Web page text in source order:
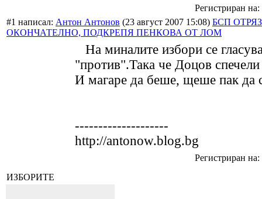
Регистриран
#1 написал: Антон Антонов (23 август 2007 15:08) БСП
ОКОНЧАТЕЛНО, ПОДКРЕПЯ ПЕНКОВА ОТ ЛОМ
На миналите избори се
"против".Така че Доцов
И магаре да беше, щеше пак да
--------------------
http://antonow.blog.bg
Регистриран
ИЗБОРИТЕ